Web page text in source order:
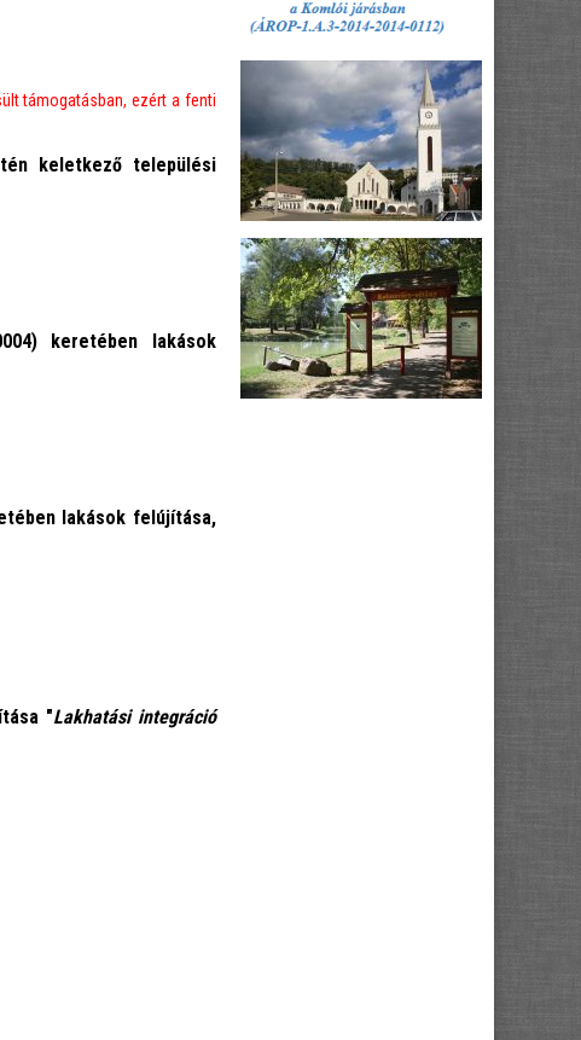
támogatásban, ezért a fenti
keletkező települési
keretében lakások
lakások felújítása,
"Lakhatási integráció